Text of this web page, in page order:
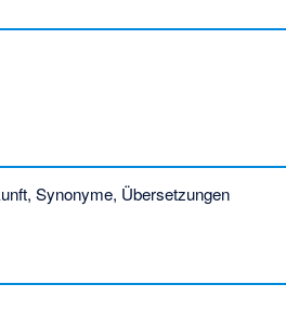
Synonyme, Übersetzungen